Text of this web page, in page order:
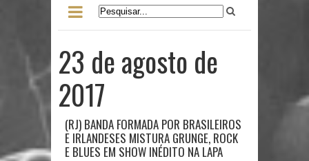
23 de agosto de
2017
(RJ) BANDA FORMADA POR BRASILEIROS
E IRLANDESES MISTURA GRUNGE, ROCK
E BLUES EM SHOW INÉDITO NA LAPA